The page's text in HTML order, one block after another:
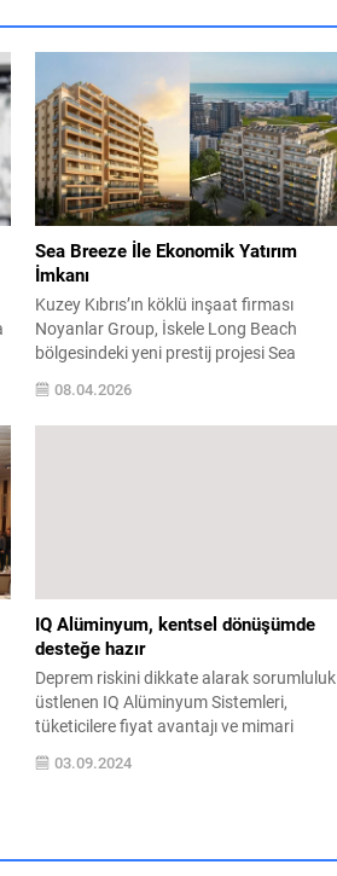
Sea Breeze İle Ekonomik Yatırım
İmkanı
Kuzey Kıbrıs’ın köklü inşaat firması
Noyanlar Group, İskele Long Beach
bölgesindeki yeni prestij projesi Sea
Breeze Residence için finansal sınırları
kaldıran bir kampanya başlattı.
Yatırımcılar, aylık 1.000 Sterlin’den
08.04.2026
IQ Alüminyum, kentsel dönüşümde
desteğe hazır
Deprem riskini dikkate alarak sorumluluk
üstlenen IQ Alüminyum Sistemleri,
tüketicilere fiyat avantajı ve mimari
danışmanlık hizmeti sunacağı bir
kampanya başlattı. Özellikle kentsel
03.09.2024